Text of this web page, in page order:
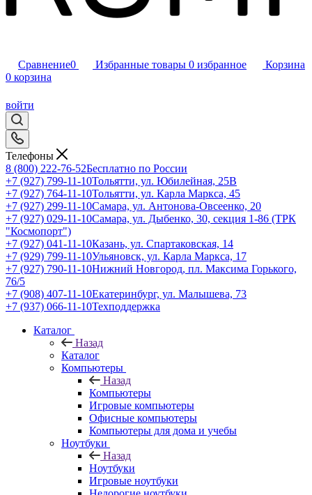
Сравнение0 Избранные товары 0 избранное
Корзина
0 корзина
войти
Телефоны
8 (800) 222-76-52Бесплатно по России
+7 (927) 799-11-10Тольятти, ул. Юбилейная, 25В
+7 (927) 764-11-10Тольятти, ул. Карла Маркса, 45
+7 (927) 299-11-10Самара, ул. Антонова-Овсеенко, 20
+7 (927) 029-11-10Самара, ул. Дыбенко, 30, секция 1-86 (ТРК
"Космопорт")
+7 (927) 041-11-10Казань, ул. Спартаковская, 14
+7 (929) 799-11-10Ульяновск, ул. Карла Маркса, 17
+7 (927) 790-11-10Нижний Новгород, пл. Максима Горького,
76/5
+7 (908) 407-11-10Екатеринбург, ул. Малышева, 73
+7 (937) 066-11-10Техподдержка
Каталог
Назад
Каталог
Компьютеры
Назад
Компьютеры
Игровые компьютеры
Офисные компьютеры
Компьютеры для дома и учебы
Ноутбуки
Назад
Ноутбуки
Игровые ноутбуки